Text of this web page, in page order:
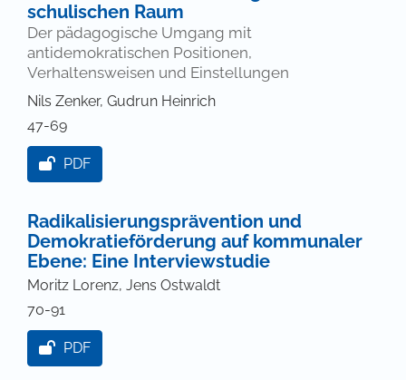
schulischen Raum
Der pädagogische Umgang mit
antidemokratischen Positionen,
Verhaltensweisen und Einstellungen
Nils Zenker, Gudrun Heinrich
47-69
PDF
Radikalisierungsprävention und
Demokratieförderung auf kommunaler
Ebene: Eine Interviewstudie
Moritz Lorenz, Jens Ostwaldt
70-91
PDF